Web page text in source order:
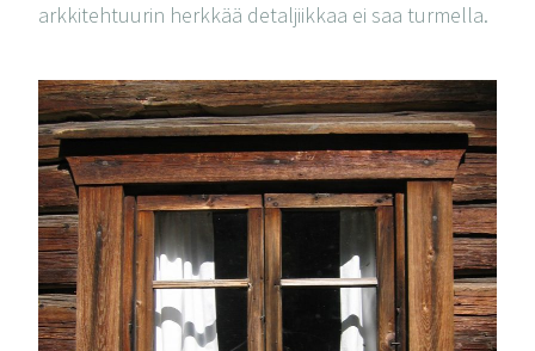
arkkitehtuurin herkkää detaljiikkaa ei saa turmella.